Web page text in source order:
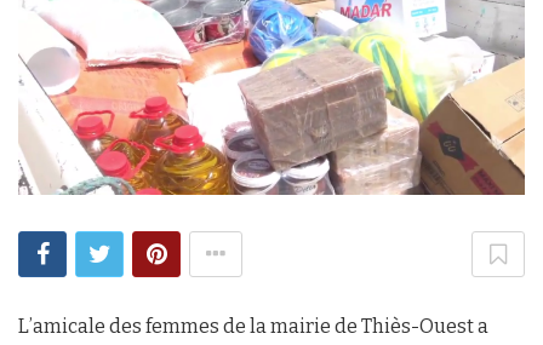
L’amicale des femmes de la mairie de Thiès-Ouest a